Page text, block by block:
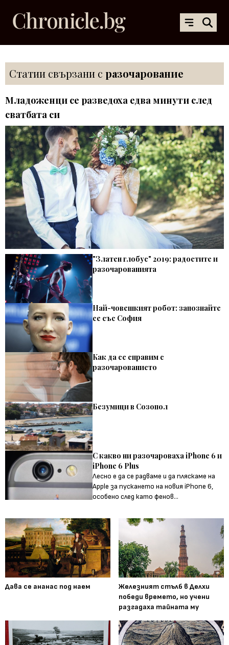
Статии свързани с разочарование
Младоженци се разведоха едва минути след
сватбата си
"Златен глобус" 2019: радостите и
разочарованията
Най-човешкият робот: запознайте
се със София
Как да се справим с
разочарованието
Безумици в Созопол
С какво ни разочароваха iPhone 6 и
iPhone 6 Plus
Лесно е да се радваме и да пляскаме на
Apple за пускането на новия iPhone 6,
особено след като фенов...
Дава се ананас под наем
Железният стълб в Делхи
победи времето, но учени
разгадаха тайната му